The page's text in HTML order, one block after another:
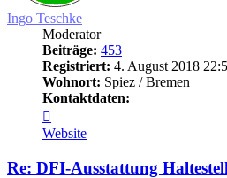
Ingo Teschke
Moderator
Beiträge: 453
Registriert: 4. August 2018
Wohnort: Spiez / Bremen
Kontaktdaten:
von
Ingo
Teschke
Website
Re: DFI-Ausstattung